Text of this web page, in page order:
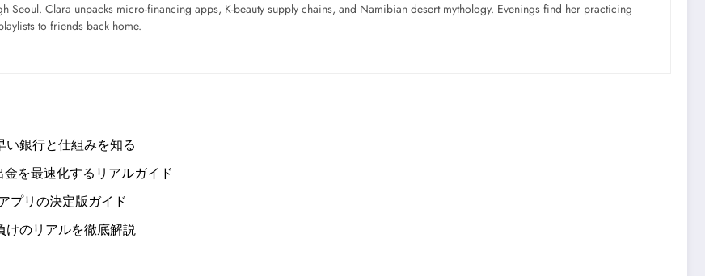
Seoul. Clara unpacks micro-financing apps, K-beauty supply chains, and Namibian desert mythology. Evenings find her practicing
to friends back home.
銀行と仕組みを知る
を最速化するリアルガイド
プリの決定版ガイド
けのリアルを徹底解説